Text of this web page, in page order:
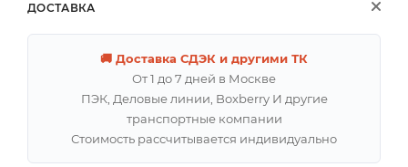
ДОСТАВКА
🚚 Доставка СДЭК и другими ТК
От 1 до 7 дней в Москве
ПЭК, Деловые линии, Boxberry И другие
транспортные компании
Стоимость рассчитывается индивидуально